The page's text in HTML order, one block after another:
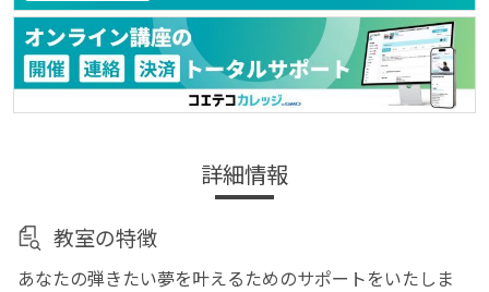
詳細情報
教室の特徴
あなたの弾きたい夢を叶えるためのサポートをいたしま